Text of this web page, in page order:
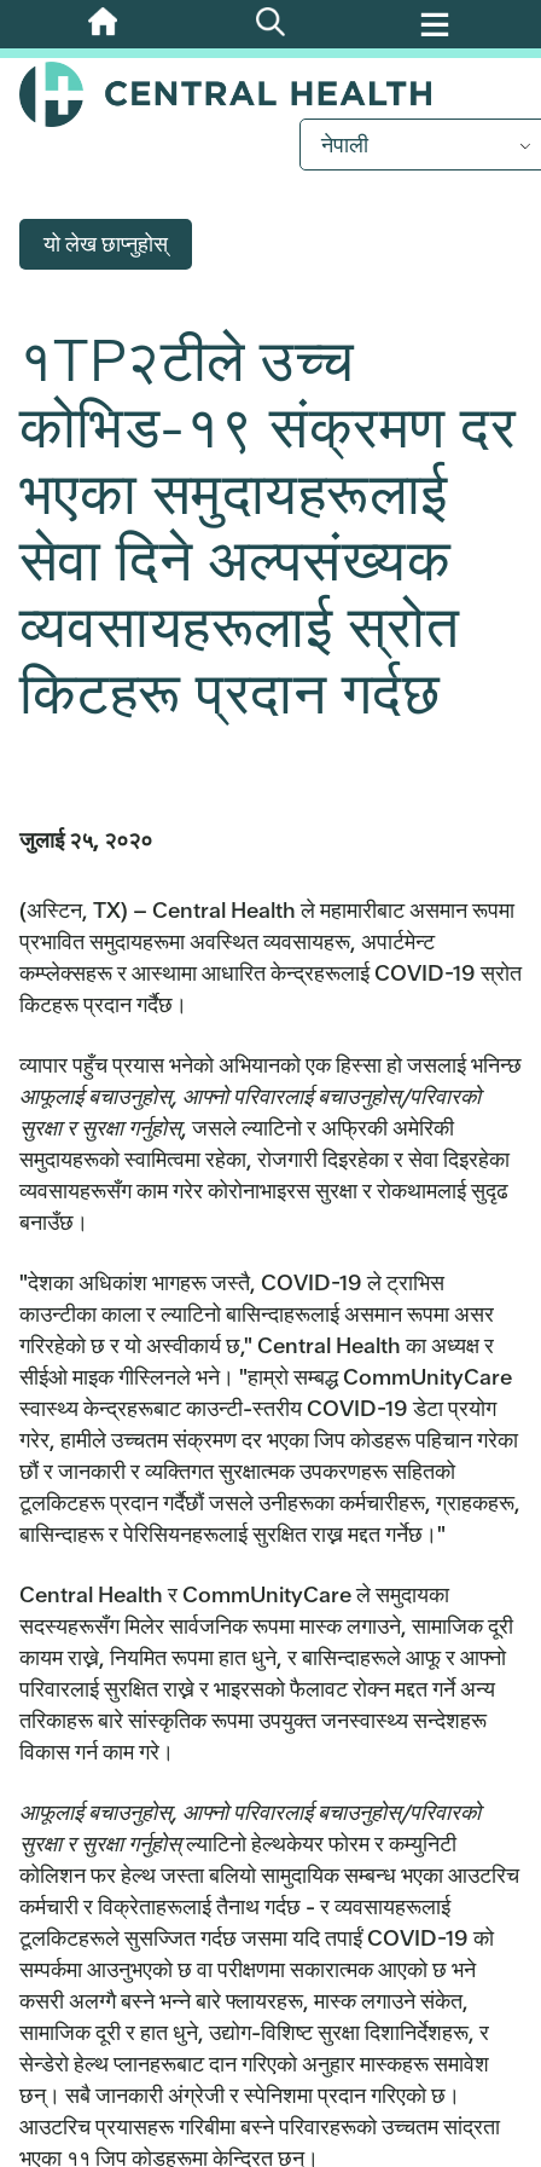
मुख्य
सामग्रीमा
जानुहोस्
नेपाली
यो लेख छाप्नुहोस्
१TP२टीले उच्च
कोभिड-१९ संक्रमण दर
भएका समुदायहरूलाई
सेवा दिने अल्पसंख्यक
व्यवसायहरूलाई स्रोत
किटहरू प्रदान गर्दछ
जुलाई २५, २०२०
(अस्टिन, TX) – Central Health ले महामारीबाट असमान रूपमा
प्रभावित समुदायहरूमा अवस्थित व्यवसायहरू, अपार्टमेन्ट
कम्प्लेक्सहरू र आस्थामा आधारित केन्द्रहरूलाई COVID-19 स्रोत
किटहरू प्रदान गर्दैछ।
व्यापार पहुँच प्रयास भनेको अभियानको एक हिस्सा हो जसलाई भनिन्छ
आफूलाई बचाउनुहोस्, आफ्नो परिवारलाई बचाउनुहोस्/परिवारको
सुरक्षा र सुरक्षा गर्नुहोस्, जसले ल्याटिनो र अफ्रिकी अमेरिकी
समुदायहरूको स्वामित्वमा रहेका, रोजगारी दिइरहेका र सेवा दिइरहेका
व्यवसायहरूसँग काम गरेर कोरोनाभाइरस सुरक्षा र रोकथामलाई सुदृढ
बनाउँछ।
"देशका अधिकांश भागहरू जस्तै, COVID-19 ले ट्राभिस
काउन्टीका काला र ल्याटिनो बासिन्दाहरूलाई असमान रूपमा असर
गरिरहेको छ र यो अस्वीकार्य छ," Central Health का अध्यक्ष र
सीईओ माइक गीस्लिनले भने। "हाम्रो सम्बद्ध CommUnityCare
स्वास्थ्य केन्द्रहरूबाट काउन्टी-स्तरीय COVID-19 डेटा प्रयोग
गरेर, हामीले उच्चतम संक्रमण दर भएका जिप कोडहरू पहिचान गरेका
छौं र जानकारी र व्यक्तिगत सुरक्षात्मक उपकरणहरू सहितको
टूलकिटहरू प्रदान गर्दैछौं जसले उनीहरूका कर्मचारीहरू, ग्राहकहरू,
बासिन्दाहरू र पेरिसियनहरूलाई सुरक्षित राख्न मद्दत गर्नेछ।"
Central Health र CommUnityCare ले समुदायका
सदस्यहरूसँग मिलेर सार्वजनिक रूपमा मास्क लगाउने, सामाजिक दूरी
कायम राख्ने, नियमित रूपमा हात धुने, र बासिन्दाहरूले आफू र आफ्नो
परिवारलाई सुरक्षित राख्ने र भाइरसको फैलावट रोक्न मद्दत गर्ने अन्य
तरिकाहरू बारे सांस्कृतिक रूपमा उपयुक्त जनस्वास्थ्य सन्देशहरू
विकास गर्न काम गरे।
आफूलाई बचाउनुहोस्, आफ्नो परिवारलाई बचाउनुहोस्/परिवारको
सुरक्षा र सुरक्षा गर्नुहोस्ल्याटिनो हेल्थकेयर फोरम र कम्युनिटी
कोलिशन फर हेल्थ जस्ता बलियो सामुदायिक सम्बन्ध भएका आउटरिच
कर्मचारी र विक्रेताहरूलाई तैनाथ गर्दछ - र व्यवसायहरूलाई
टूलकिटहरूले सुसज्जित गर्दछ जसमा यदि तपाईं COVID-19 को
सम्पर्कमा आउनुभएको छ वा परीक्षणमा सकारात्मक आएको छ भने
कसरी अलग्गै बस्ने भन्ने बारे फ्लायरहरू, मास्क लगाउने संकेत,
सामाजिक दूरी र हात धुने, उद्योग-विशिष्ट सुरक्षा दिशानिर्देशहरू, र
सेन्डेरो हेल्थ प्लानहरूबाट दान गरिएको अनुहार मास्कहरू समावेश
छन्। सबै जानकारी अंग्रेजी र स्पेनिशमा प्रदान गरिएको छ।
आउटरिच प्रयासहरू गरिबीमा बस्ने परिवारहरूको उच्चतम सांद्रता
भएका ११ जिप कोडहरूमा केन्द्रित छन्।